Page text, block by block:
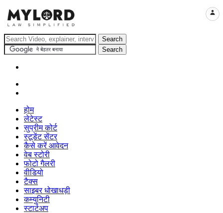
होम
लेटेस्ट
सुप्रीम कोर्ट
स्टूडेंट सेंटर
कैसे करें आवेदन
वेब स्टोरी
फोटो गैलरी
वीडियो
टैक्स
साइबर धोखाधड़ी
कम्युनिटी
स्टार्टअप